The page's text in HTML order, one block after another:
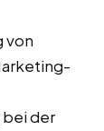
von
der